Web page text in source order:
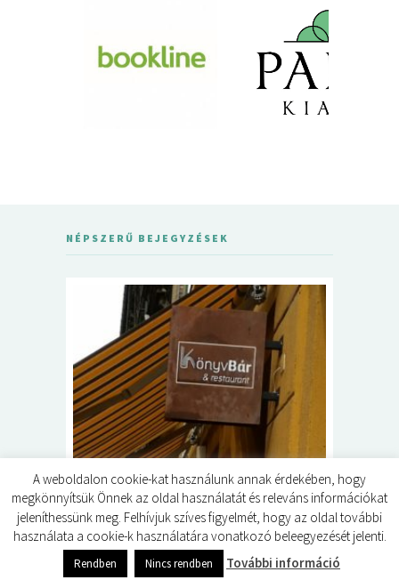
NÉPSZERŰ BEJEGYZÉSEK
Dalma
A weboldalon cookie-kat használunk annak érdekében, hogy
megkönnyítsük Önnek az oldal használatát és releváns információkat
jeleníthessünk meg. Felhívjuk szíves figyelmét, hogy az oldal további
használata a cookie-k használatára vonatkozó beleegyezését jelenti.
Rendben Nincs rendben További információ